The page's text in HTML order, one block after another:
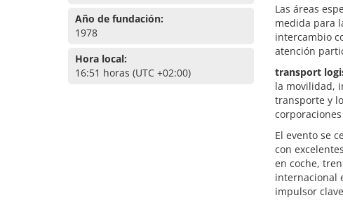
Año de fundación:
1978
Hora local:
16:51 horas (UTC +02:00)
Las áreas
medida para
intercambio
atención
transport
la movilidad,
transporte y
El evento se
con
en coche,
internacional
impulsor